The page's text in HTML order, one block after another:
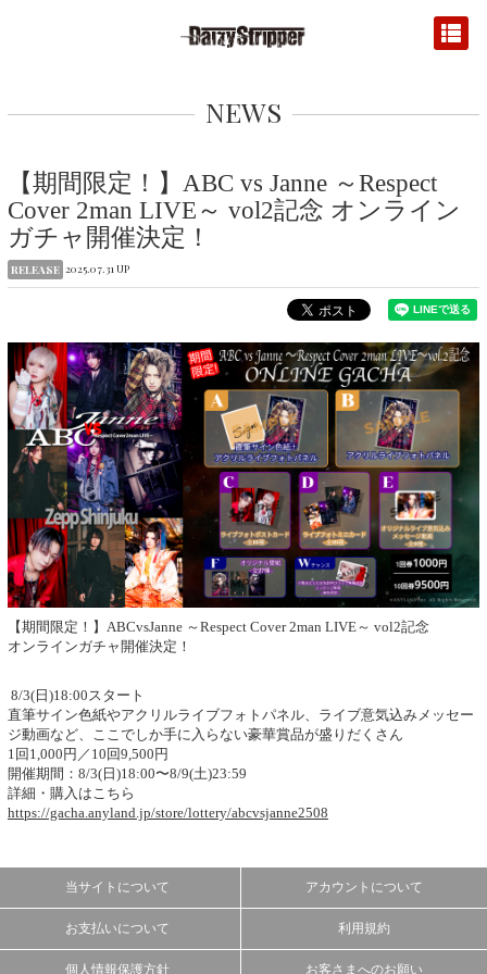
NEWS
【期間限定！】ABC vs Janne ～Respect
Cover 2man LIVE～ vol2記念 オンライン
ガチャ開催決定！
RELEASE 2025.07.31 UP
【期間限定！】ABCvsJanne ～Respect Cover 2man LIVE～ vol2記念
オンラインガチャ開催決定！
8/3(日)18:00スタート
直筆サイン色紙やアクリルライブフォトパネル、ライブ意気込みメッセー
ジ動画など、ここでしか手に入らない豪華賞品が盛りだくさん
1回1,000円／10回9,500円
開催期間：8/3(日)18:00〜8/9(土)23:59
詳細・購入はこちら
https://gacha.anyland.jp/store/lottery/abcvsjanne2508
当サイトについて アカウントについて
お支払いについて 利用規約
個人情報保護方針 お客さまへのお願い